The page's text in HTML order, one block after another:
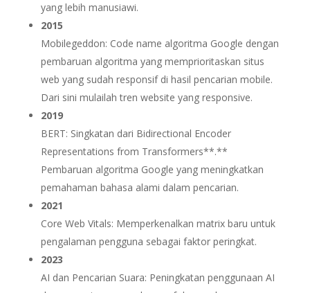
yang lebih manusiawi.
2015
Mobilegeddon: Code name algoritma Google dengan
pembaruan algoritma yang memprioritaskan situs
web yang sudah responsif di hasil pencarian mobile.
Dari sini mulailah tren website yang responsive.
2019
BERT: Singkatan dari Bidirectional Encoder
Representations from Transformers**.**
Pembaruan algoritma Google yang meningkatkan
pemahaman bahasa alami dalam pencarian.
2021
Core Web Vitals: Memperkenalkan matrix baru untuk
pengalaman pengguna sebagai faktor peringkat.
2023
AI dan Pencarian Suara: Peningkatan penggunaan AI